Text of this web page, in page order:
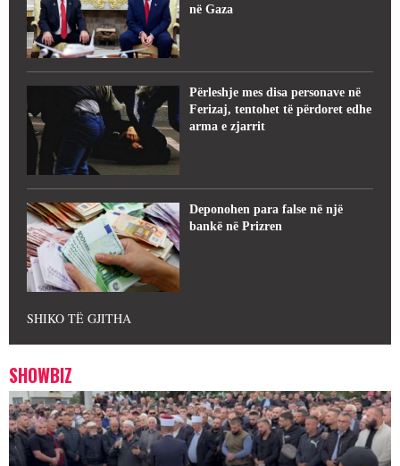
në Gaza
Përleshje mes disa personave në
Ferizaj, tentohet të përdoret edhe
arma e zjarrit
Deponohen para false në një
bankë në Prizren
SHIKO TË GJITHA
SHOWBIZ